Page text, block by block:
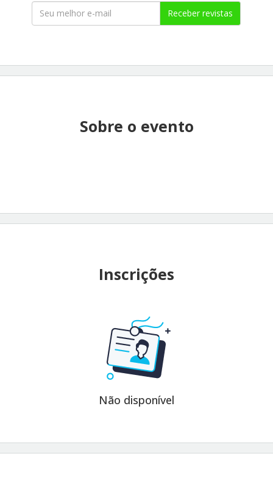
Receber revistas
Sobre o evento
Inscrições
Não disponível